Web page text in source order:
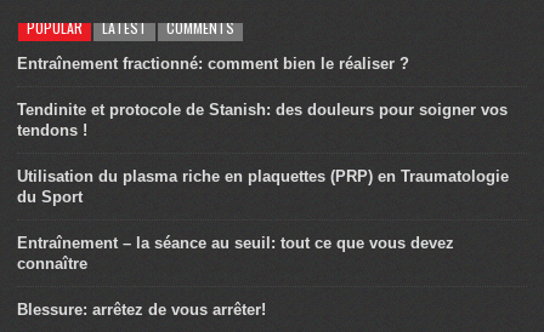
POPULAR LATEST COMMENTS
Entraînement fractionné: comment bien le réaliser ?
Tendinite et protocole de Stanish: des douleurs pour soigner vos
tendons !
Utilisation du plasma riche en plaquettes (PRP) en Traumatologie
du Sport
Entraînement – la séance au seuil: tout ce que vous devez
connaître
Blessure: arrêtez de vous arrêter!